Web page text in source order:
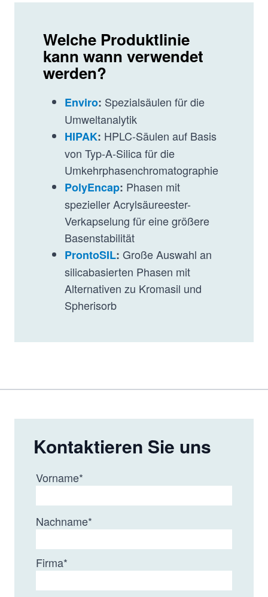
Welche Produktlinie
kann wann verwendet
werden?
Enviro: Spezialsäulen für die
Umweltanalytik
HIPAK: HPLC-Säulen auf Basis
von Typ-A-Silica für die
Umkehrphasenchromatographie
PolyEncap: Phasen mit
spezieller Acrylsäureester-
Verkapselung für eine größere
Basenstabilität
ProntoSIL: Große Auswahl an
silicabasierten Phasen mit
Alternativen zu Kromasil und
Spherisorb
Kontaktieren Sie uns
Vorname*
Nachname*
Firma*